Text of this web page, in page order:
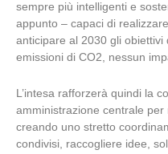
sempre più intelligenti e
appunto – capaci di
anticipare al 2030 gli obiettivi
emissioni di CO2, nessun
L’intesa rafforzerà quindi la
amministrazione centrale
creando uno stretto
condivisi, raccogliere idee,